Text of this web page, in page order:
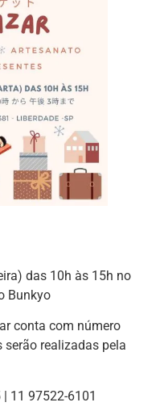
das 10h às 15h no
Bunkyo
conta com número
serão realizadas pela
11 97522-6101